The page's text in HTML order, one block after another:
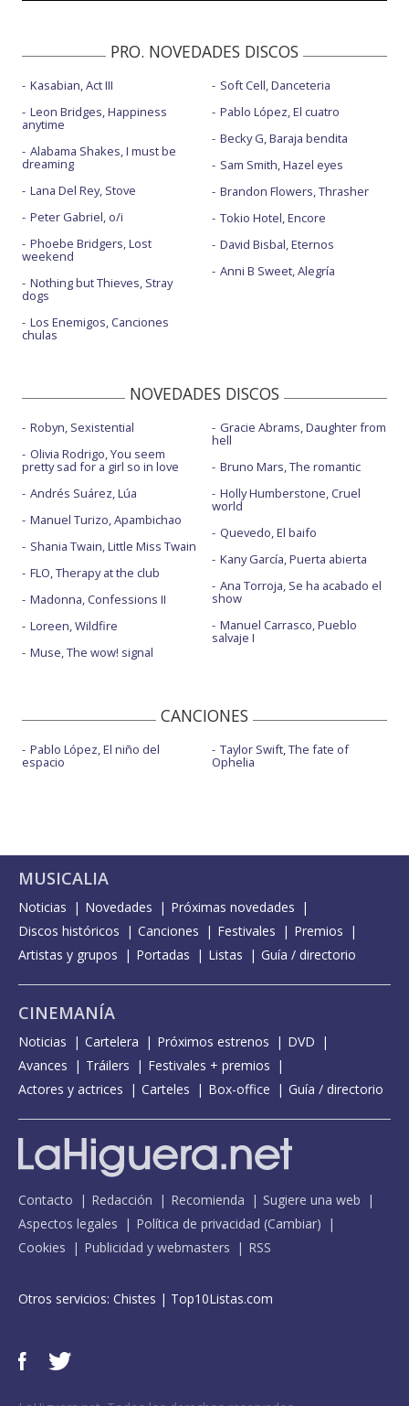
PRO. NOVEDADES DISCOS
Kasabian, Act III
Leon Bridges, Happiness
anytime
Alabama Shakes, I must be
dreaming
Lana Del Rey, Stove
Peter Gabriel, o/i
Phoebe Bridgers, Lost
weekend
Nothing but Thieves, Stray
dogs
Los Enemigos, Canciones
chulas
Soft Cell, Danceteria
Pablo López, El cuatro
Becky G, Baraja bendita
Sam Smith, Hazel eyes
Brandon Flowers, Thrasher
Tokio Hotel, Encore
David Bisbal, Eternos
Anni B Sweet, Alegría
NOVEDADES DISCOS
Robyn, Sexistential
Olivia Rodrigo, You seem
pretty sad for a girl so in love
Andrés Suárez, Lúa
Manuel Turizo, Apambichao
Shania Twain, Little Miss Twain
FLO, Therapy at the club
Madonna, Confessions II
Loreen, Wildfire
Muse, The wow! signal
Gracie Abrams, Daughter from
hell
Bruno Mars, The romantic
Holly Humberstone, Cruel
world
Quevedo, El baifo
Kany García, Puerta abierta
Ana Torroja, Se ha acabado el
show
Manuel Carrasco, Pueblo
salvaje I
CANCIONES
Pablo López, El niño del
espacio
Taylor Swift, The fate of
Ophelia
MUSICALIA
Noticias Novedades
Próximas novedades
Discos históricos
Canciones Festivales
Premios
Artistas y grupos
Portadas Listas Guía / directorio
CINEMANÍA
Noticias Cartelera Próximos estrenos
DVD
Avances
Tráilers
Festivales + premios
Actores y actrices
Carteles Box-office Guía / directorio
Contacto Redacción Recomienda
Sugiere una web
Aspectos legales
Política de privacidad (Cambiar)
Cookies
Publicidad y webmasters RSS
Otros servicios: Chistes | Top10Listas.com